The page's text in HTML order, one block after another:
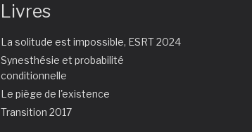
Livres
La solitude est impossible, ESRT 2024
Synesthésie et probabilité
conditionnelle
Le piège de l'existence
Transition 2017